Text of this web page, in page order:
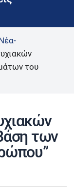
του
των